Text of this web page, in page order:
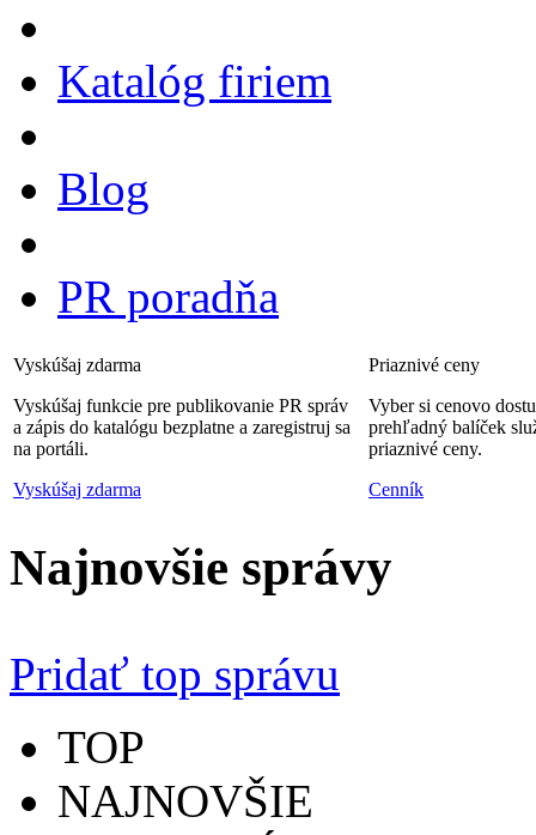
Katalóg firiem
Blog
PR poradňa
Vyskúšaj zdarma
Vyskúšaj funkcie pre publikovanie PR správ
a zápis do katalógu bezplatne a zaregistruj sa
na portáli.
Vyskúšaj zdarma
Priaznivé ceny
Vyber si cenovo
prehľadný balíček
priaznivé ceny.
Cenník
Najnovšie správy
Pridať top správu
TOP
NAJNOVŠIE